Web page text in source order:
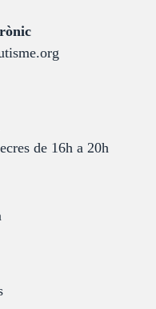
:
de 16h a 20h